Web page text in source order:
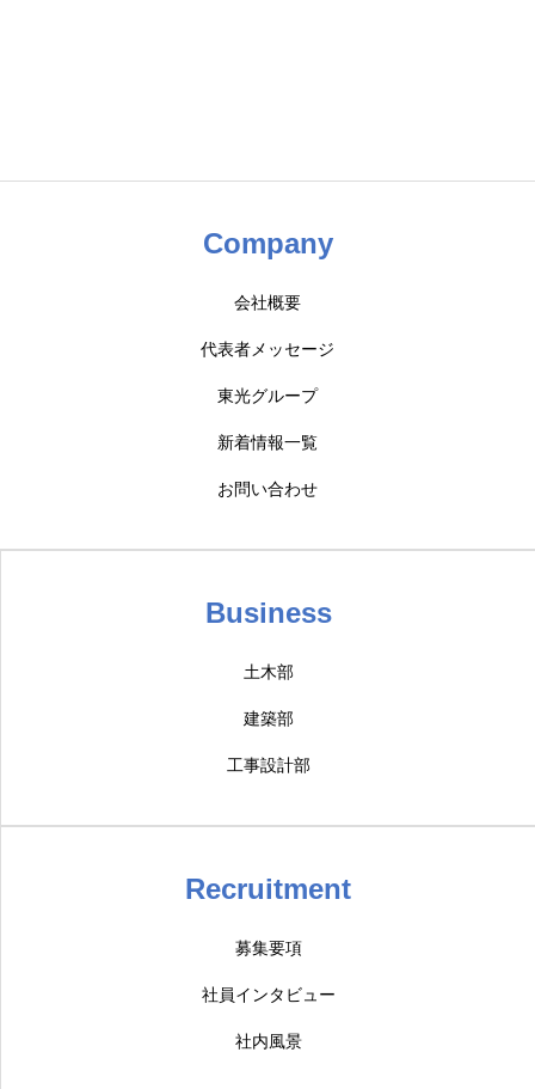
Company
会社概要
代表者メッセージ
東光グループ
新着情報一覧
お問い合わせ
Business
土木部
建築部
工事設計部
Recruitment
募集要項
社員インタビュー
社内風景